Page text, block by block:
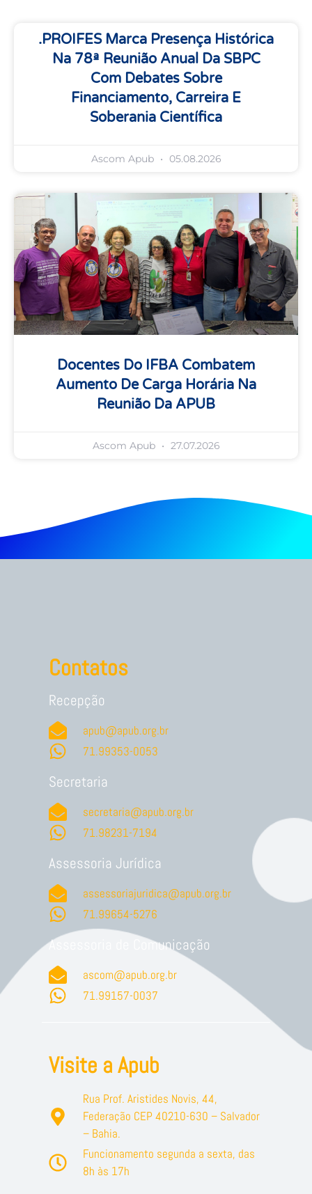
.PROIFES Marca Presença Histórica
Na 78ª Reunião Anual Da SBPC
Com Debates Sobre
Financiamento, Carreira E
Soberania Científica
Ascom Apub 05.08.2026
Docentes Do IFBA Combatem
Aumento De Carga Horária Na
Reunião Da APUB
Ascom Apub 27.07.2026
Contatos
Recepção
apub@apub.org.br
71.99353-0053
Secretaria
secretaria@apub.org.br
71.98231-7194
Assessoria Jurídica
assessoriajuridica@apub.org.br
71.99654-5276
Assessoria de Comunicação
ascom@apub.org.br
71.99157-0037
Visite a Apub
Rua Prof. Aristides Novis, 44,
Federação CEP 40210-630 – Salvador
– Bahia.
Funcionamento segunda a sexta, das
8h às 17h